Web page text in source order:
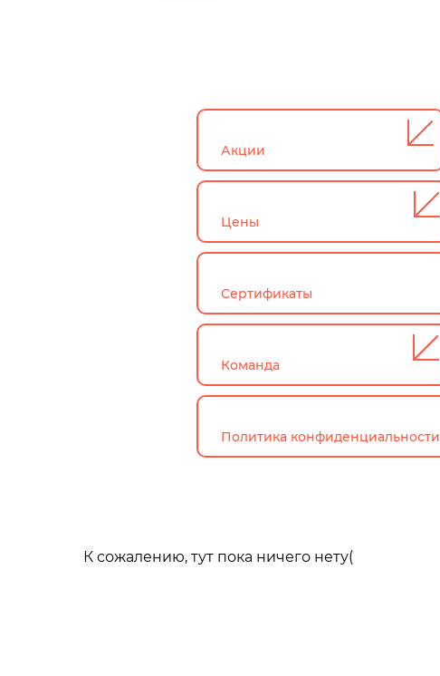
Акции
Цены
Сертификаты
Команда
Политика конфиденциальности
К сожалению, тут пока ничего нету(